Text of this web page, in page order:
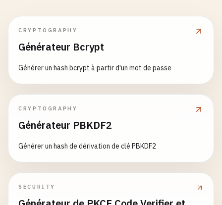
CRYPTOGRAPHY
Générateur Bcrypt
Générer un hash bcrypt à partir d'un mot de passe
CRYPTOGRAPHY
Générateur PBKDF2
Générer un hash de dérivation de clé PBKDF2
SECURITY